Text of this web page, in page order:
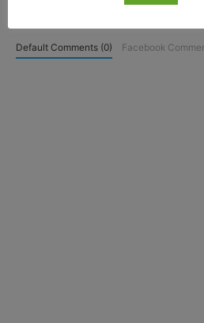
Default Comments (0) Facebook